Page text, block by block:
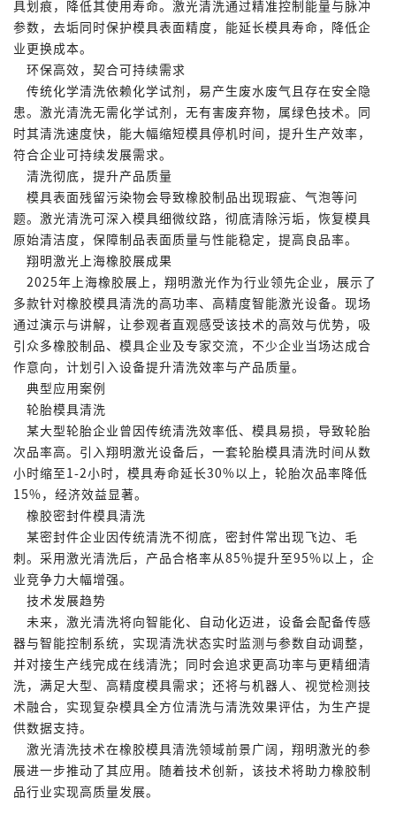
具划痕，降低其使用寿命。激光清洗通过精准控制能量与脉冲
参数，去垢同时保护模具表面精度，能延长模具寿命，降低企
业更换成本。
环保高效，契合可持续需求
传统化学清洗依赖化学试剂，易产生废水废气且存在安全隐
患。激光清洗无需化学试剂，无有害废弃物，属绿色技术。同
时其清洗速度快，能大幅缩短模具停机时间，提升生产效率，
符合企业可持续发展需求。
清洗彻底，提升产品质量
模具表面残留污染物会导致橡胶制品出现瑕疵、气泡等问
题。激光清洗可深入模具细微纹路，彻底清除污垢，恢复模具
原始清洁度，保障制品表面质量与性能稳定，提高良品率。
翔明激光上海橡胶展成果
2025年上海橡胶展上，翔明激光作为行业领先企业，展示了
多款针对橡胶模具清洗的高功率、高精度智能激光设备。现场
通过演示与讲解，让参观者直观感受该技术的高效与优势，吸
引众多橡胶制品、模具企业及专家交流，不少企业当场达成合
作意向，计划引入设备提升清洗效率与产品质量。
典型应用案例
轮胎模具清洗
某大型轮胎企业曾因传统清洗效率低、模具易损，导致轮胎
次品率高。引入翔明激光设备后，一套轮胎模具清洗时间从数
小时缩至1-2小时，模具寿命延长30%以上，轮胎次品率降低
15%，经济效益显著。
橡胶密封件模具清洗
某密封件企业因传统清洗不彻底，密封件常出现飞边、毛
刺。采用激光清洗后，产品合格率从85%提升至95%以上，企
业竞争力大幅增强。
技术发展趋势
未来，激光清洗将向智能化、自动化迈进，设备会配备传感
器与智能控制系统，实现清洗状态实时监测与参数自动调整，
并对接生产线完成在线清洗；同时会追求更高功率与更精细清
洗，满足大型、高精度模具需求；还将与机器人、视觉检测技
术融合，实现复杂模具全方位清洗与清洗效果评估，为生产提
供数据支持。
激光清洗技术在橡胶模具清洗领域前景广阔，翔明激光的参
展进一步推动了其应用。随着技术创新，该技术将助力橡胶制
品行业实现高质量发展。